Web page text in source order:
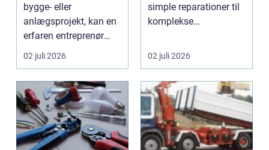
bygge- eller
anlægsprojekt, kan en
erfaren entreprenør
Aabenraa være
forskell...
02 juli 2026
simple reparationer til
komplekse
02 juli 2026